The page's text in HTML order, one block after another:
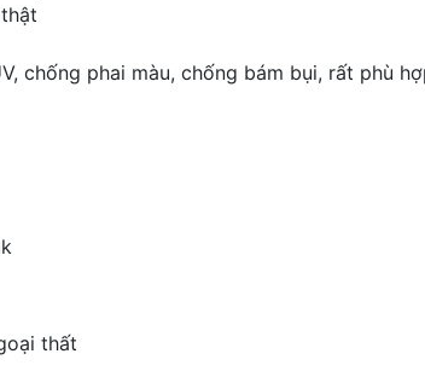
chống phai màu, chống bám bụi, rất phù
thất